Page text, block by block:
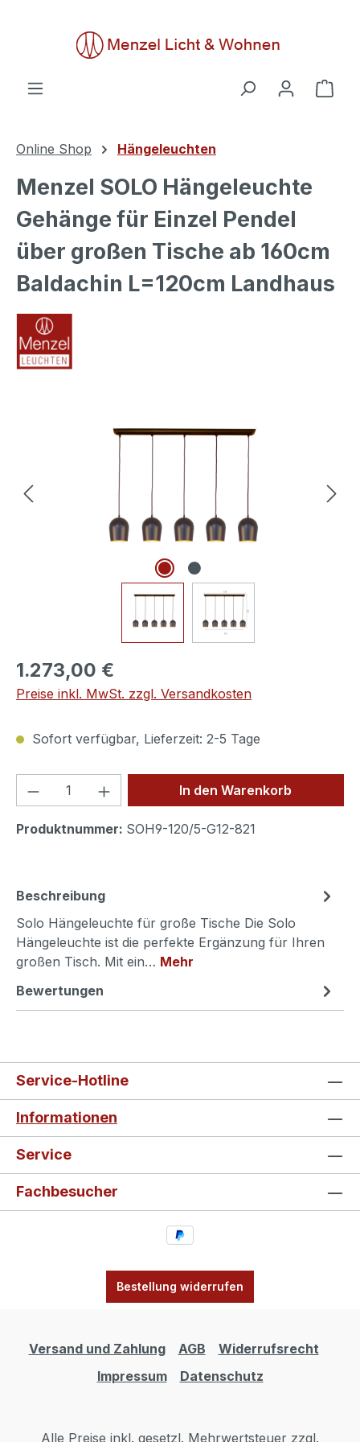
Online Shop Hängeleuchten
Menzel SOLO Hängeleuchte
Gehänge für Einzel Pendel
über großen Tische ab 160cm
Baldachin L=120cm Landhaus
1.273,00 €
Preise inkl. MwSt. zzgl. Versandkosten
Sofort verfügbar, Lieferzeit: 2-5 Tage
Produkt Anzahl: Gib denIn den Warenkorb
Produktnummer: SOH9-120/5-G12-821
Beschreibung
Solo Hängeleuchte für große Tische Die Solo
Hängeleuchte ist die perfekte Ergänzung für Ihren
großen Tisch. Mit ein… Mehr
Bewertungen
Service-Hotline
Informationen
Service
Fachbesucher
Bestellung widerrufen
Versand und Zahlung AGB
Widerrufsrecht
Impressum
Datenschutz
Alle Preise inkl. gesetzl. Mehrwertsteuer zzgl.